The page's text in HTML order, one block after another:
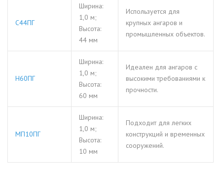
С44ПГ
Ширина:
1,0 м;
Высота:
44 мм
Используется для
крупных ангаров и
промышленных объектов.
Н60ПГ
Ширина:
1,0 м;
Высота:
60 мм
Идеален для ангаров с
высокими требованиями к
прочности.
МП10ПГ
Ширина:
1,0 м;
Высота:
10 мм
Подходит для легких
конструкций и временных
сооружений.